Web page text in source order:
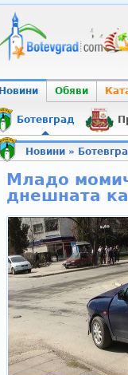
Новини Обяви
Ботевград
Новини»
Младо
днешната